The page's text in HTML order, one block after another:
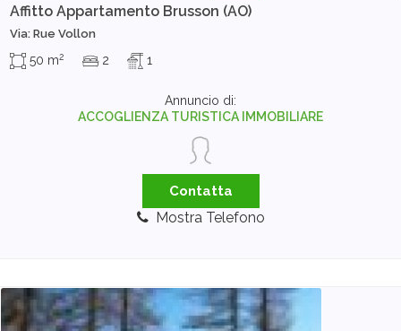
Affitto Appartamento Brusson (AO)
Via: Rue Vollon
50 m2 2 1
Annuncio di:
ACCOGLIENZA TURISTICA IMMOBILIARE
Contatta
Mostra Telefono